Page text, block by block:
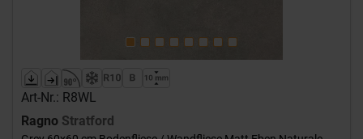
Art-Nr.: R8WL
Ragno Stratford